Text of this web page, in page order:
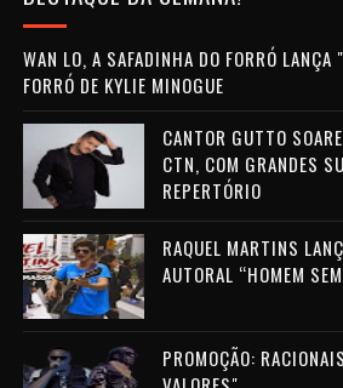
WAN LO, A SAFADINHA DO FORRÓ LANÇA
FORRÓ DE KYLIE MINOGUE
CANTOR GUTTO
CTN, COM GRANDES
REPERTÓRIO
RAQUEL MARTINS
AUTORAL “HOMEM
PROMOÇÃO: